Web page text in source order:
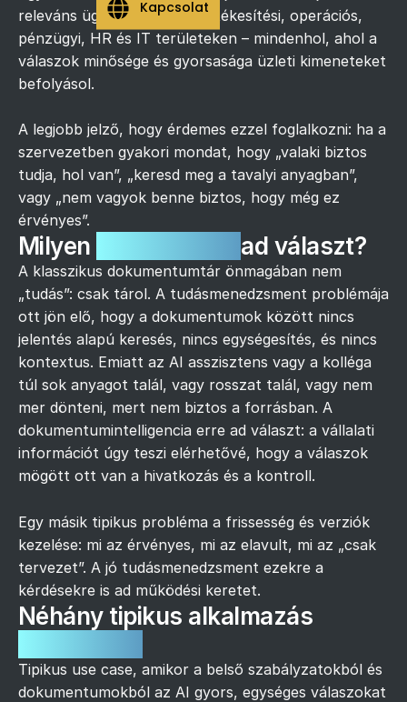
releváns ügyfélszolgálati, értékesítési, operációs,
pénzügyi, HR és IT területeken – mindenhol, ahol a
válaszok minősége és gyorsasága üzleti kimeneteket
befolyásol.
A legjobb jelző, hogy érdemes ezzel foglalkozni: ha a
szervezetben gyakori mondat, hogy „valaki biztos
tudja, hol van”, „keresd meg a tavalyi anyagban”,
vagy „nem vagyok benne biztos, hogy még ez
érvényes”.
Milyen ad választ?
A klasszikus dokumentumtár önmagában nem
„tudás”: csak tárol. A tudásmenedzsment problémája
ott jön elő, hogy a dokumentumok között nincs
jelentés alapú keresés, nincs egységesítés, és nincs
kontextus. Emiatt az AI asszisztens vagy a kolléga
túl sok anyagot talál, vagy rosszat talál, vagy nem
mer dönteni, mert nem biztos a forrásban. A
dokumentumintelligencia erre ad választ: a vállalati
információt úgy teszi elérhetővé, hogy a válaszok
mögött ott van a hivatkozás és a kontroll.
Egy másik tipikus probléma a frissesség és verziók
kezelése: mi az érvényes, mi az elavult, mi az „csak
tervezet”. A jó tudásmenedzsment ezekre a
kérdésekre is ad működési keretet.
Néhány tipikus alkalmazás
Tipikus use case, amikor a belső szabályzatokból és
dokumentumokból az AI gyors, egységes válaszokat
Kapcsolat